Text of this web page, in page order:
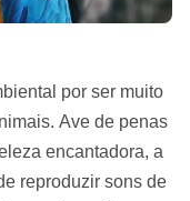
por ser muito
Ave de penas
encantadora, a
reproduzir sons de